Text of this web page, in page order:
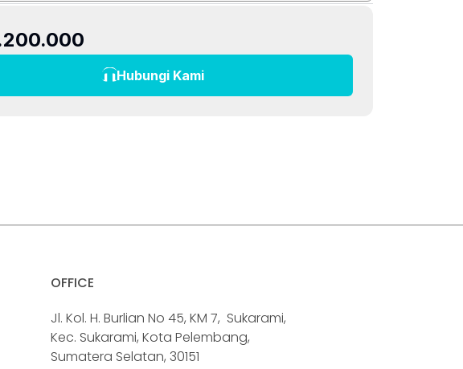
Hubungi Kami
OFFICE
Jl. Kol. H. Burlian No 45, KM 7, Sukarami,
Kec. Sukarami, Kota Pelembang,
Sumatera Selatan, 30151